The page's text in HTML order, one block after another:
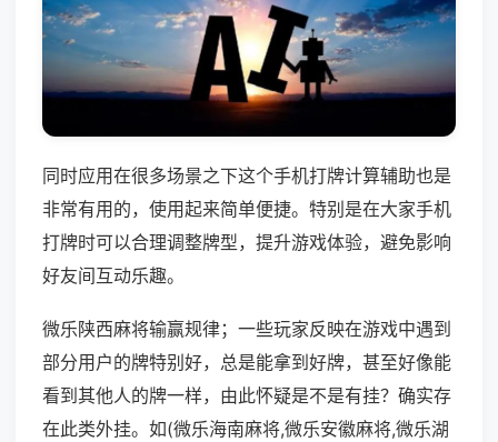
同时应用在很多场景之下这个手机打牌计算辅助也是
非常有用的，使用起来简单便捷。特别是在大家手机
打牌时可以合理调整牌型，提升游戏体验，避免影响
好友间互动乐趣。
微乐陕西麻将输赢规律；一些玩家反映在游戏中遇到
部分用户的牌特别好，总是能拿到好牌，甚至好像能
看到其他人的牌一样，由此怀疑是不是有挂？确实存
在此类外挂。如(微乐海南麻将,微乐安徽麻将,微乐湖